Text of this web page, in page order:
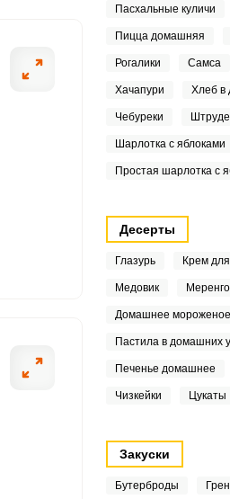
Пасхальные куличи
Пицца домашняя
Рогалики Самса
Хачапури Хлеб в
Чебуреки
Шарлотка с яблоками
Простая шарлотка с
Десерты
Глазурь Крем
Медовик
Домашнее мороженое
Пастила в домашних
Печенье домашнее
Чизкейки Цукаты
Закуски
Бутерброды